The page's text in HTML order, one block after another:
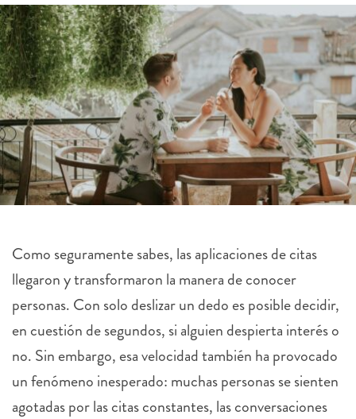
Como seguramente sabes, las aplicaciones de citas
llegaron y transformaron la manera de conocer
personas. Con solo deslizar un dedo es posible decidir,
en cuestión de segundos, si alguien despierta interés o
no. Sin embargo, esa velocidad también ha provocado
un fenómeno inesperado: muchas personas se sienten
agotadas por las citas constantes, las conversaciones